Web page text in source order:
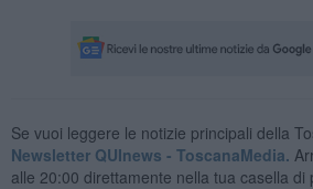
Se vuoi leggere le notizie principali della
Newsletter QUInews - ToscanaMedia.
alle 20:00 direttamente nella tua casella di